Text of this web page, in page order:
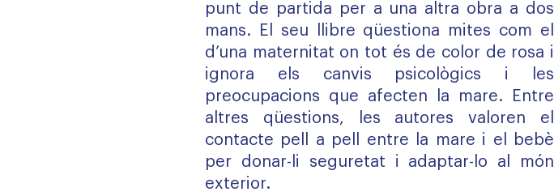
punt de partida per a una altra obra a dos
mans. El seu llibre qüestiona mites com el
d’una maternitat on tot és de color de rosa i
ignora els canvis psicològics i les
preocupacions que afecten la mare. Entre
altres qüestions, les autores valoren el
contacte pell a pell entre la mare i el bebè
per donar-li seguretat i adaptar-lo al món
exterior.